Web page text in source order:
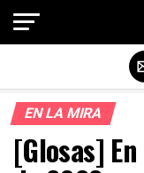
EN LA MIRA
[Glosas]